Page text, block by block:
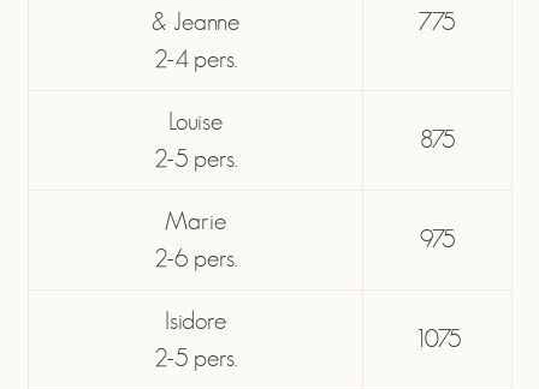
& Jeanne
2-4 pers.
775
Louise
2-5 pers.
875
Marie
2-6 pers.
975
Isidore
2-5 pers.
1075